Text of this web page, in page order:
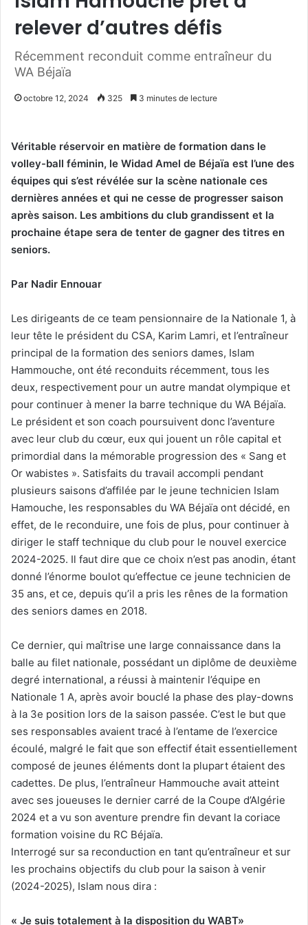
relever d’autres défis
Récemment reconduit comme entraîneur du
WA Béjaïa
octobre 12, 2024 325 3 minutes de lecture
Véritable réservoir en matière de formation dans le
volley-ball féminin, le Widad Amel de Béjaïa est l’une des
équipes qui s’est révélée sur la scène nationale ces
dernières années et qui ne cesse de progresser saison
après saison. Les ambitions du club grandissent et la
prochaine étape sera de tenter de gagner des titres en
seniors.
Par Nadir Ennouar
Les dirigeants de ce team pensionnaire de la Nationale 1, à
leur tête le président du CSA, Karim Lamri, et l’entraîneur
principal de la formation des seniors dames, Islam
Hammouche, ont été reconduits récemment, tous les
deux, respectivement pour un autre mandat olympique et
pour continuer à mener la barre technique du WA Béjaïa.
Le président et son coach poursuivent donc l’aventure
avec leur club du cœur, eux qui jouent un rôle capital et
primordial dans la mémorable progression des « Sang et
Or wabistes ». Satisfaits du travail accompli pendant
plusieurs saisons d’affilée par le jeune technicien Islam
Hamouche, les responsables du WA Béjaïa ont décidé, en
effet, de le reconduire, une fois de plus, pour continuer à
diriger le staff technique du club pour le nouvel exercice
2024-2025. Il faut dire que ce choix n’est pas anodin, étant
donné l’énorme boulot qu’effectue ce jeune technicien de
35 ans, et ce, depuis qu’il a pris les rênes de la formation
des seniors dames en 2018.
Ce dernier, qui maîtrise une large connaissance dans la
balle au filet nationale, possédant un diplôme de deuxième
degré international, a réussi à maintenir l’équipe en
Nationale 1 A, après avoir bouclé la phase des play-downs
à la 3e position lors de la saison passée. C’est le but que
ses responsables avaient tracé à l’entame de l’exercice
écoulé, malgré le fait que son effectif était essentiellement
composé de jeunes éléments dont la plupart étaient des
cadettes. De plus, l’entraîneur Hammouche avait atteint
avec ses joueuses le dernier carré de la Coupe d’Algérie
2024 et a vu son aventure prendre fin devant la coriace
formation voisine du RC Béjaïa.
Interrogé sur sa reconduction en tant qu’entraîneur et sur
les prochains objectifs du club pour la saison à venir
(2024-2025), Islam nous dira :
« Je suis totalement à la disposition du WABT»